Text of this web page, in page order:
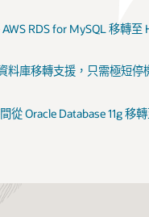
RDS for MySQL 移轉至
料庫移轉支援，只需極短停
從 Oracle Database 11g 移